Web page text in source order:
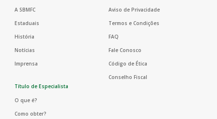
A SBMFC
Estaduais
História
Notícias
Imprensa
Aviso de Privacidade
Termos e Condições
FAQ
Fale Conosco
Código de Ética
Conselho Fiscal
Título de Especialista
O que é?
Como obter?